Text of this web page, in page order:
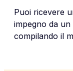
Puoi ricevere
impegno da
compilando il